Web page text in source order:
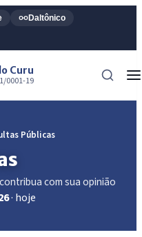
Daltônico
Curu
0001-19
Públicas
com sua opinião
· hoje